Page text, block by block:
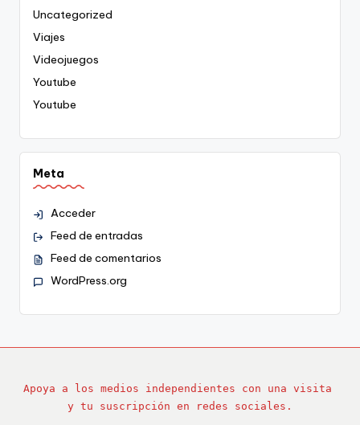
Uncategorized
Viajes
Videojuegos
Youtube
Youtube
Meta
Acceder
Feed de entradas
Feed de comentarios
WordPress.org
Apoya a los medios independientes con una visita
y tu suscripción en redes sociales.